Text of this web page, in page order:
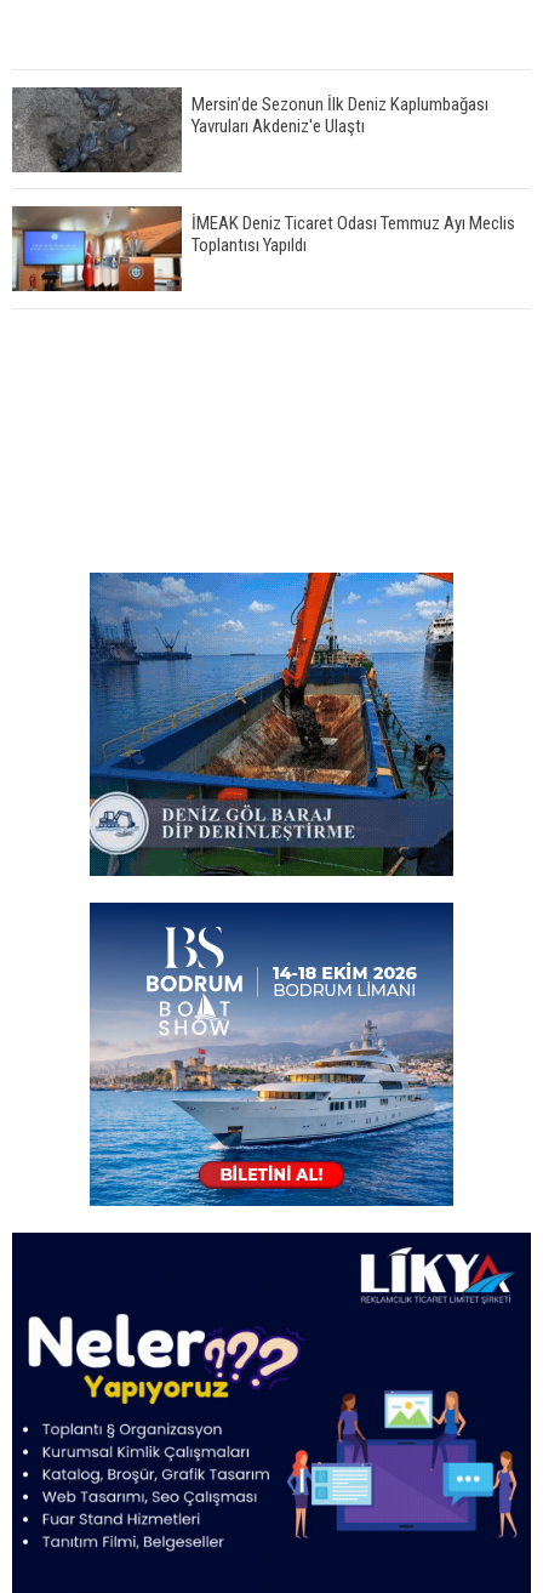
Mersin'de Sezonun İlk Deniz Kaplumbağası
Yavruları Akdeniz'e Ulaştı
İMEAK Deniz Ticaret Odası Temmuz Ayı Meclis
Toplantısı Yapıldı